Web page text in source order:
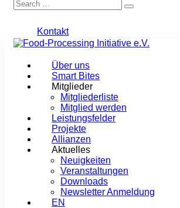
Kontakt
Über uns
Smart Bites
Mitglieder
Mitgliederliste
Mitglied werden
Leistungsfelder
Projekte
Allianzen
Aktuelles
Neuigkeiten
Veranstaltungen
Downloads
Newsletter Anmeldung
EN